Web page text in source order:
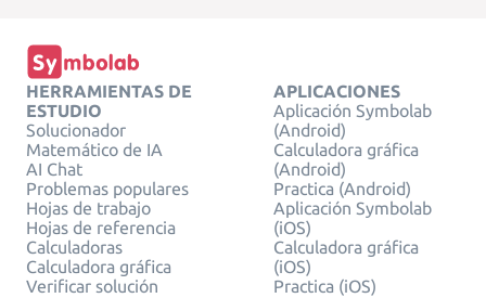
HERRAMIENTAS DE
ESTUDIO
Solucionador
Matemático de IA
AI Chat
Problemas populares
Hojas de trabajo
Hojas de referencia
Calculadoras
Calculadora gráfica
Verificar solución
APLICACIONES
Aplicación Symbolab
(Android)
Calculadora gráfica
(Android)
Practica (Android)
Aplicación Symbolab
(iOS)
Calculadora gráfica
(iOS)
Practica (iOS)